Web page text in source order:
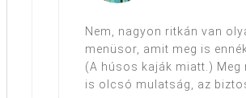
Nem, nagyon ritkán van
menüsor, amit meg is
(A húsos kaják miatt.) Meg
is olcsó mulatság, az